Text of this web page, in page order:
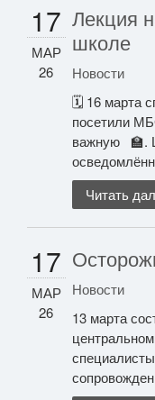
17
МАР
26
Лекция
школе
Новости
🗓️ 16 марта
посетили
важную 🏫.
Читать
17
МАР
26
Новости
13 марта